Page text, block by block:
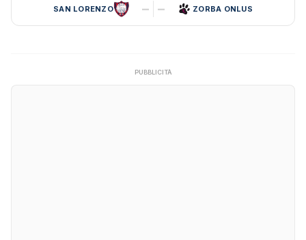
SAN LORENZO – – ZORBA ONLUS
PUBBLICITÀ